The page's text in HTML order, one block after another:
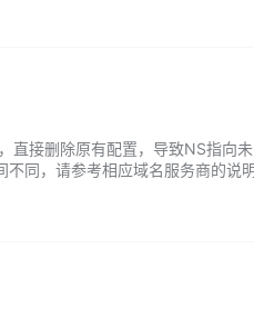
接删除原有配置，导致NS指向
同，请参考相应域名服务商的说